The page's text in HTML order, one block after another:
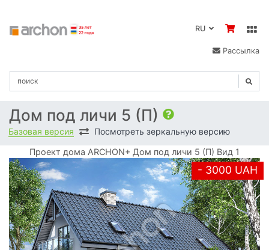
Рассылка
Дом под личи 5 (П)
Базовая версия Посмотреть зеркальную версию
Проект дома ARCHON+ Дом под личи 5 (П) Вид 1
- 3000 UAH